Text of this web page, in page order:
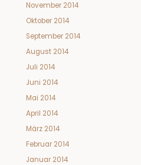
November 2014
Oktober 2014
September 2014
August 2014
Juli 2014
Juni 2014
Mai 2014
April 2014
März 2014
Februar 2014
Januar 2014